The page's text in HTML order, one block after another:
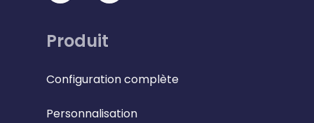
Produit
Configuration complète
Personnalisation